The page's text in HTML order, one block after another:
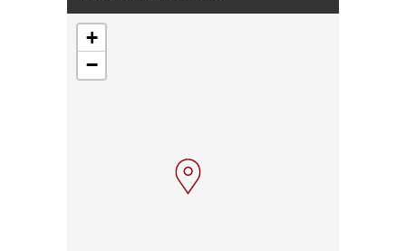
+
−